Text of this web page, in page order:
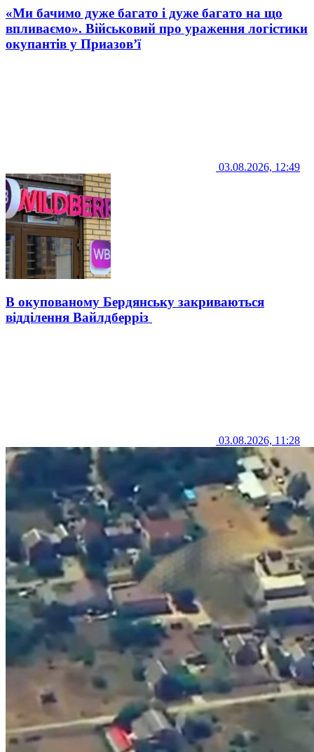
«Ми бачимо дуже багато і дуже багато на що
впливаємо». Військовий про ураження логістики
окупантів у Приазов’ї
03.08.2026, 12:49
В окупованому Бердянську закриваються
відділення Вайлдберріз
03.08.2026, 11:28